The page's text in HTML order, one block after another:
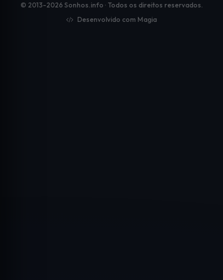
© 2013-2026 Sonhos.info · Todos os direitos reservados.
Desenvolvido com Magia